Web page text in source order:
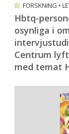
FORSKNING •
Hbtq-
osynliga i
Centrum
med temat